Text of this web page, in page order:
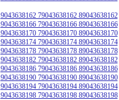
9043638162 79043638162 89043638162
9043638166 79043638166 89043638166
9043638170 79043638170 89043638170
9043638174 79043638174 89043638174
9043638178 79043638178 89043638178
9043638182 79043638182 89043638182
9043638186 79043638186 89043638186
9043638190 79043638190 89043638190
9043638194 79043638194 89043638194
9043638198 79043638198 89043638198